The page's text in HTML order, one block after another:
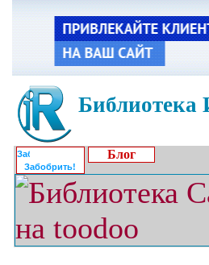
Библиотека
Забобрить!
Блог